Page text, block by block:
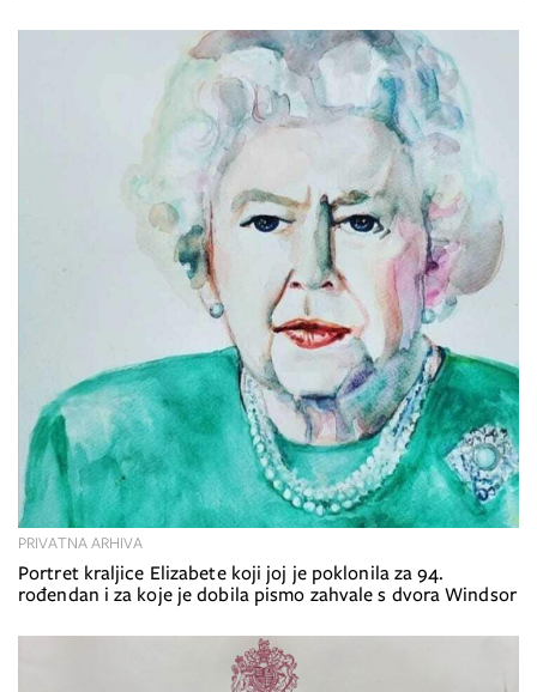
Portret kraljice Elizabete koji joj je poklonila za 94.
rođendan i za koje je dobila pismo zahvale s dvora Windsor
PRIVATNA ARHIVA